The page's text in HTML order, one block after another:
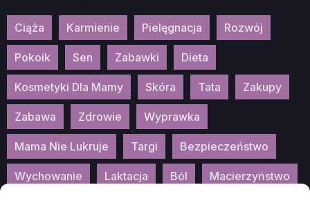
Ciąża Karmienie Pielęgnacja Rozwój
Pokoik Sen Zabawki Dieta
Kosmetyki Dla Mamy Skóra Tata Zakupy
Zabawa Zdrowie Wyprawka
Mama Nie Lukruje Targi Bezpieczeństwo
Wychowanie Laktacja Ból Macierzyństwo